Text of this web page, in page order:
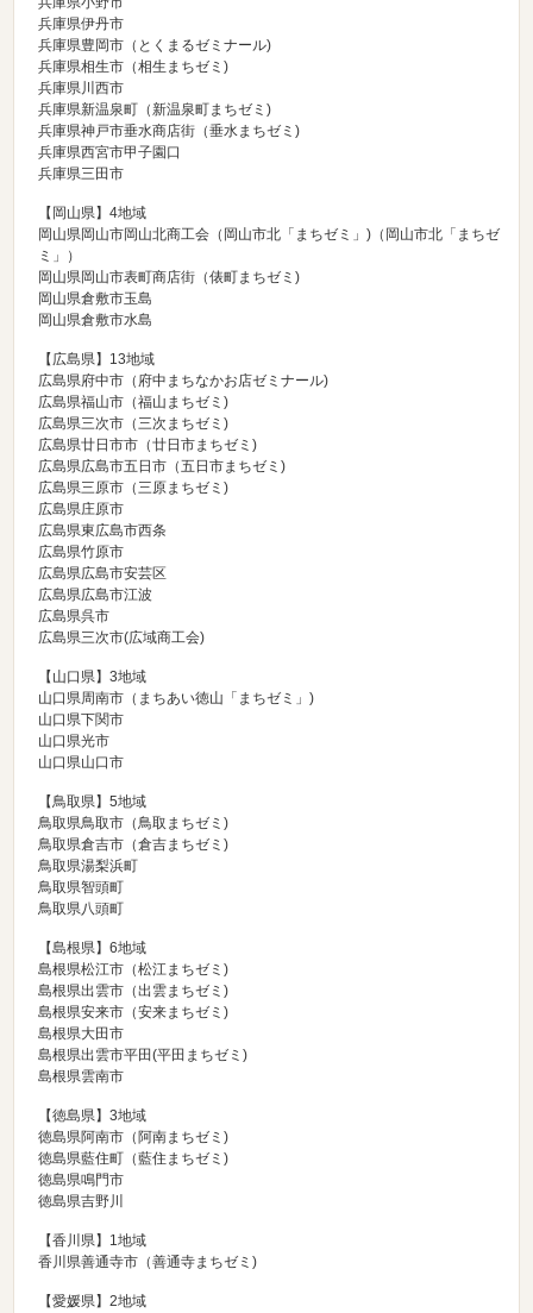
兵庫県伊丹市
兵庫県豊岡市（ とくまるゼミナール)
兵庫県相生市（相生まちゼミ)
兵庫県川西市
兵庫県新温泉町（新温泉町まちゼミ)
兵庫県神戸市垂水商店街（垂水まちゼミ)
兵庫県西宮市甲子園口
兵庫県三田市
【岡山県】4地域
岡山県岡山市岡山北商工会（ 岡山市北「まちゼミ」)（岡山市北「まちゼ
ミ」）
岡山県岡山市表町商店街（俵町まちゼミ)
岡山県倉敷市玉島
岡山県倉敷市水島
【広島県】13地域
広島県府中市（ 府中まちなかお店ゼミナール)
広島県福山市（福山まちゼミ)
広島県三次市（三次まちゼミ)
広島県廿日市市（廿日市まちゼミ)
広島県広島市五日市（五日市まちゼミ)
広島県三原市（三原まちゼミ)
広島県庄原市
広島県東広島市西条
広島県竹原市
広島県広島市安芸区
広島県広島市江波
広島県呉市
広島県三次市(広域商工会)
【山口県】3地域
山口県周南市（ まちあい徳山「まちゼミ」)
山口県下関市
山口県光市
山口県山口市
【鳥取県】5地域
鳥取県鳥取市（鳥取まちゼミ)
鳥取県倉吉市（倉吉まちゼミ)
鳥取県湯梨浜町
鳥取県智頭町
鳥取県八頭町
【島根県】6地域
島根県松江市（松江まちゼミ)
島根県出雲市（出雲まちゼミ)
島根県安来市（安来まちゼミ)
島根県大田市
島根県出雲市平田(平田まちゼミ)
島根県雲南市
【徳島県】3地域
徳島県阿南市（ 阿南まちゼミ)
徳島県藍住町（藍住まちゼミ)
徳島県鳴門市
徳島県吉野川
【香川県】1地域
香川県善通寺市（善通寺まちゼミ)
【愛媛県】2地域